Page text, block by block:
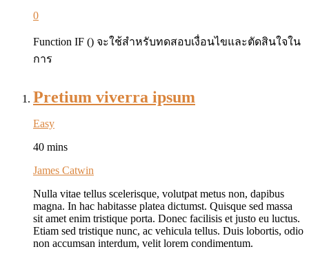
0
Function IF () จะใช้สำหรับทดสอบเงื่อนไขและตัดสินใจใน
การ
Pretium viverra ipsum
Easy
40 mins
James Catwin
Nulla vitae tellus scelerisque, volutpat metus non, dapibus
magna. In hac habitasse platea dictumst. Quisque sed massa
sit amet enim tristique porta. Donec facilisis et justo eu luctus.
Etiam sed tristique nunc, ac vehicula tellus. Duis lobortis, odio
non accumsan interdum, velit lorem condimentum.